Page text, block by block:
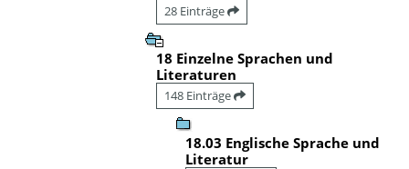
28 Einträge
18 Einzelne Sprachen und
Literaturen
148 Einträge
18.03 Englische Sprache und
Literatur